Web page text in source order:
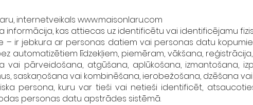
internetveikals www.maisonlaru.com
informācija, kas attiecas uz identificētu vai identificējamu
– ir jebkura ar personas datiem vai personas datu
automatizētiem līdzekļiem, piemēram, vākšana,
vai pārveidošana, atgūšana, aplūkošana, izmantošana,
saskaņošana vai kombinēšana, ierobežošana, dzēšana vai
persona, kuru var tieši vai netieši identificēt,
personas datu apstrādes sistēmā.